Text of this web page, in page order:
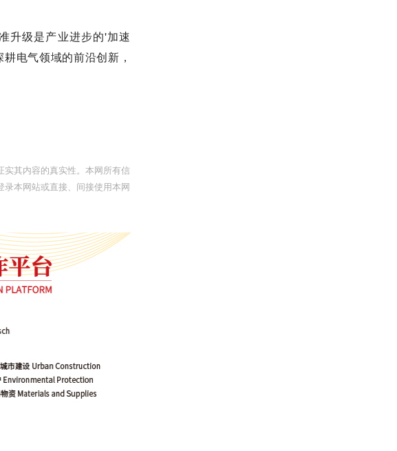
升级是产业进步的'加速
电气领域的前沿创新，
其内容的真实性。本网所有信
本网站或直接、间接使用本网